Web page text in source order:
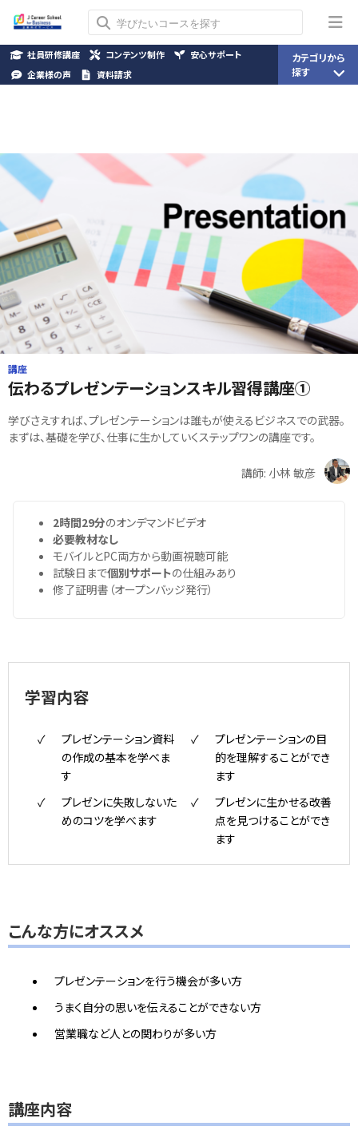
講座
伝わるプレゼンテーションスキル習得講座①
学びさえすれば、プレゼンテーションは誰もが使えるビジネスでの武器。
まずは、基礎を学び、仕事に生かしていくステップワンの講座です。
講師: 小林 敏彦
2時間29分のオンデマンドビデオ
必要教材なし
モバイルとPC両方から動画視聴可能
試験日まで個別サポートの仕組みあり
修了証明書（オープンバッジ発行）
学習内容
プレゼンテーション資料
の作成の基本を学べま
す
プレゼンテーションの目
的を理解することができ
ます
プレゼンに失敗しないた
めのコツを学べます
プレゼンに生かせる改善
点を見つけることができ
ます
こんな方にオススメ
プレゼンテーションを行う機会が多い方
うまく自分の思いを伝えることができない方
営業職など人との関わりが多い方
講座内容
社員研修講座 コンテンツ制作
安心サポート
企業様の声
資料請求
カテゴリから
探す